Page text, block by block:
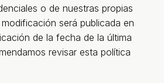
o de nuestras propias
será publicada en
de la fecha de la última
revisar esta política